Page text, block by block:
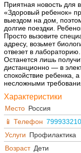
Приятная новость для
«Здоровый ребенок»
выездом на дом,
долгие поездки.
Просто вызовите
адресу, возьмет
отвезет в лабораторию.
Останется лишь
дистанционно — в
спокойствие ребенка,
несложными
Характеристики
Место Россия
Телефон
Услуги Профилактика
Возраст Дети